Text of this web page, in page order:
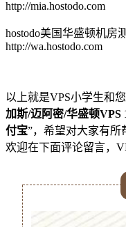
http://mia.hostodo.com
hostodo美国华盛顿机房
http://wa.hostodo.com
以上就是VPS小学生和
加斯/迈阿密/华盛顿VPS
付宝”，希望对大家有所
欢迎在下面评论留言，